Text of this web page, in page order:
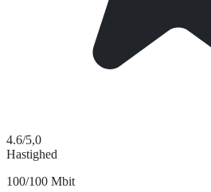
4.6/5,0
Hastighed
100/100 Mbit